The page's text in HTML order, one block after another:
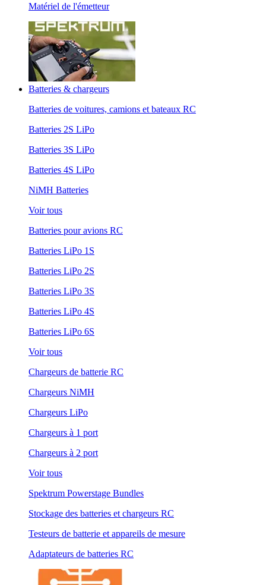
Matériel de l'émetteur
Batteries & chargeurs
Batteries de voitures, camions et bateaux RC
Batteries 2S LiPo
Batteries 3S LiPo
Batteries 4S LiPo
NiMH Batteries
Voir tous
Batteries pour avions RC
Batteries LiPo 1S
Batteries LiPo 2S
Batteries LiPo 3S
Batteries LiPo 4S
Batteries LiPo 6S
Voir tous
Chargeurs de batterie RC
Chargeurs NiMH
Chargeurs LiPo
Chargeurs à 1 port
Chargeurs à 2 port
Voir tous
Spektrum Powerstage Bundles
Stockage des batteries et chargeurs RC
Testeurs de batterie et appareils de mesure
Adaptateurs de batteries RC